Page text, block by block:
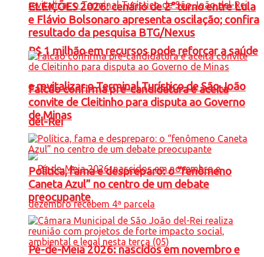
R$ 1 milhão em recursos pode reforçar a saúde
e revitalizar o Terminal Turístico de São João
del-Rei
Pé-de-Meia 2026: nascidos em novembro e
ELEIÇÕES 2026: cenário de 2° turno entre Lula
e Flávio Bolsonaro apresenta oscilação; confira
resultado da pesquisa BTG/Nexus
Falcão confirma pré-candidatura e aceita
convite de Cleitinho para disputa ao Governo
de Minas
Política, fama e despreparo: o “fenômeno
Caneta Azul” no centro de um debate
preocupante